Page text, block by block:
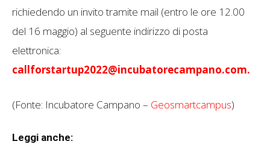
richiedendo un invito tramite mail (entro le ore 12.00
del 16 maggio) al seguente indirizzo di posta
elettronica:
callforstartup2022@incubatorecampano.com.
(Fonte: Incubatore Campano – Geosmartcampus)
Leggi anche: